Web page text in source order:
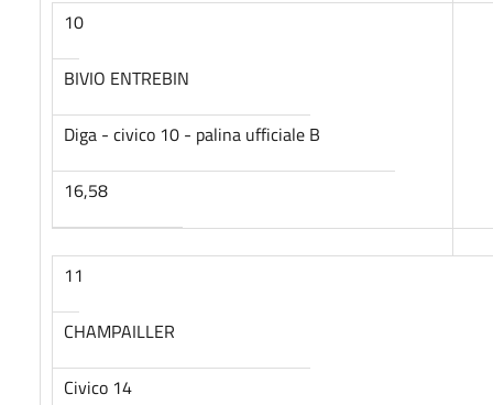
10
BIVIO ENTREBIN
Diga - civico 10 - palina ufficiale B
16,58
11
CHAMPAILLER
Civico 14